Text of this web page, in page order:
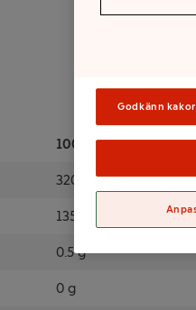
100 Gram
320 kcal
1350 kJ
0.5 g
0 g
Godkänn kakor